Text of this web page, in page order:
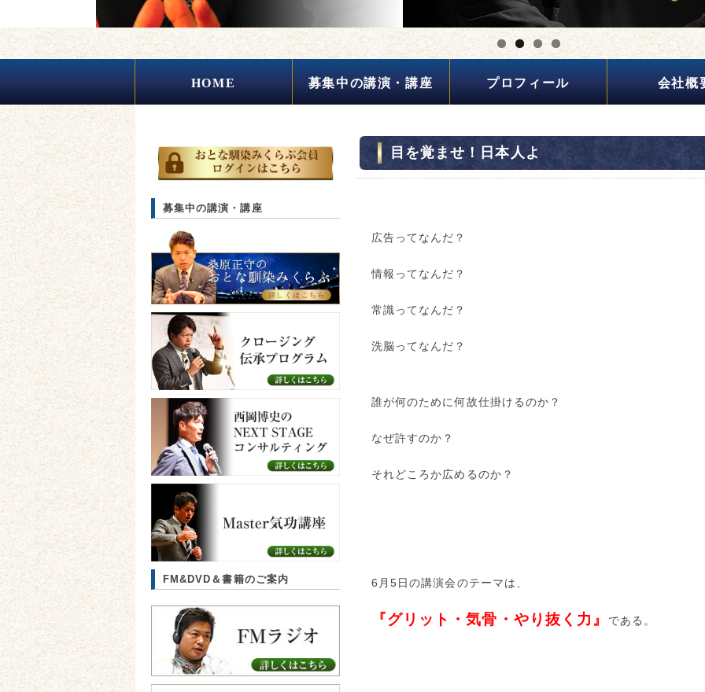
HOME 募集中の講演・講座 プロフィール 会社概
目を覚ませ！日本人よ
広告ってなんだ？
情報ってなんだ？
常識ってなんだ？
洗脳ってなんだ？
誰が何のために何故仕掛けるのか？
なぜ許すのか？
それどころか広めるのか？
6月5日の講演会のテーマは、
『グリット・気骨・やり抜く力』 である。
募集中の講演・講座
FM&DVD＆書籍のご案内